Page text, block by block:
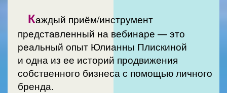
Каждый приём/инструмент
представленный на вебинаре — это
реальный опыт Юлианны Плискиной
и одна из ее историй продвижения
собственного бизнеса с помощью личного
бренда.